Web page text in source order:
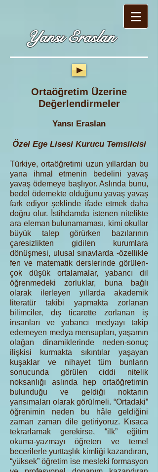
Yansı Eraslan
Ortaöğretim Üzerine
Değerlendirmeler
Yansı Eraslan
Özel Ege Lisesi Kurucu Temsilcisi
Türkiye, ortaöğretimi uzun yıllardan bu
yana ihmal etmenin bedelini yavaş
yavaş ödemeye başlıyor. Aslında bunu,
bedel ödemekte olduğunu yavaş yavaş
fark ediyor şeklinde ifade etmek daha
doğru olur. İstihdamda istenen nitelikte
ara eleman bulunamaması, kimi okullar
büyük talep görürken bazılarının
çaresizlikten gidilen kurumlara
dönüşmesi, ulusal sınavlarda -özellikle
fen ve matematik derslerinde görülen-
çok düşük ortalamalar, yabancı dil
öğrenmedeki zorluklar, buna bağlı
olarak ilerleyen yıllarda akademik
literatür takibi yapmakta zorlanan
bilimciler, dış ticarette zorlanan iş
insanları ve yabancı medyayı takip
edemeyen medya mensupları, yaşamın
olağan dinamiklerinde neden-sonuç
ilişkisi kurmakta sıkıntılar yaşayan
kuşaklar ve nihayet tüm bunların
sonucunda görülen ciddi nitelik
noksanlığı aslında hep ortaöğretimin
bulunduğu ve geldiği noktanın
yansımaları olarak görülmeli. “Ortadaki”
öğrenimin neden bu hâle geldiğini
zaman zaman dile getiriyoruz. Kısaca
tekrarlamak gerekirse, “ilk” eğitim
okuma-yazmayı öğreten ve temel
becerilerle yurttaşlık kimliği kazandıran,
“yüksek” öğretim ise mesleki formasyon